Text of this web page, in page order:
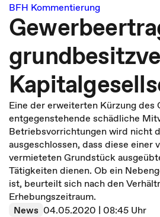
BFH Kommentierung
Eine der erweiterten Kürzung des
entgegenstehende schädliche
Betriebsvorrichtungen wird nicht
ausgeschlossen, dass diese einer
vermieteten Grundstück
Tätigkeiten dienen. Ob ein
ist, beurteilt sich nach den
Erhebungszeitraum.
News 04.05.2020 | 08:45 Uhr